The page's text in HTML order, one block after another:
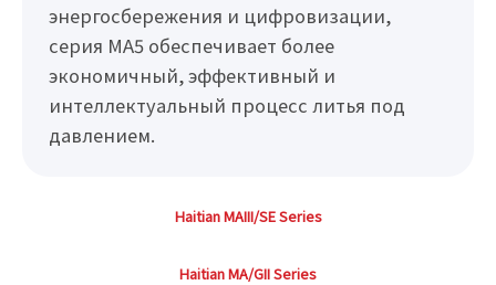
энергосбережения и цифровизации,
серия MA5 обеспечивает более
экономичный, эффективный и
интеллектуальный процесс литья под
давлением.
Haitian MAIII/SE Series
Haitian MA/GII Series